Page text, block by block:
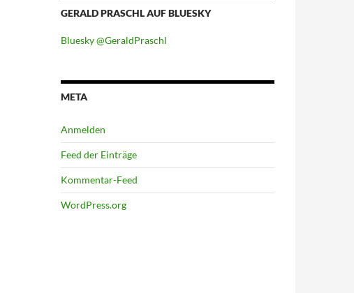
GERALD PRASCHL AUF BLUESKY
Bluesky @GeraldPraschl
META
Anmelden
Feed der Einträge
Kommentar-Feed
WordPress.org